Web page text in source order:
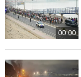
00:00